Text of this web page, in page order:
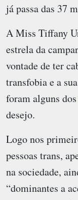
já passa das 37
A Miss Tiffany
estrela da
vontade de ter
transfobia e a
foram alguns
desejo.
Logo nos
pessoas trans,
na sociedade,
“dominantes a